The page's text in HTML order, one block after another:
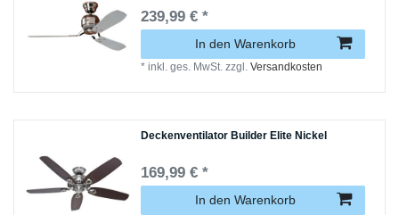
239,99 € *
In den Warenkorb
*inkl. ges. MwSt. zzgl.Versandkosten
Deckenventilator Builder Elite Nickel
169,99 € *
In den Warenkorb